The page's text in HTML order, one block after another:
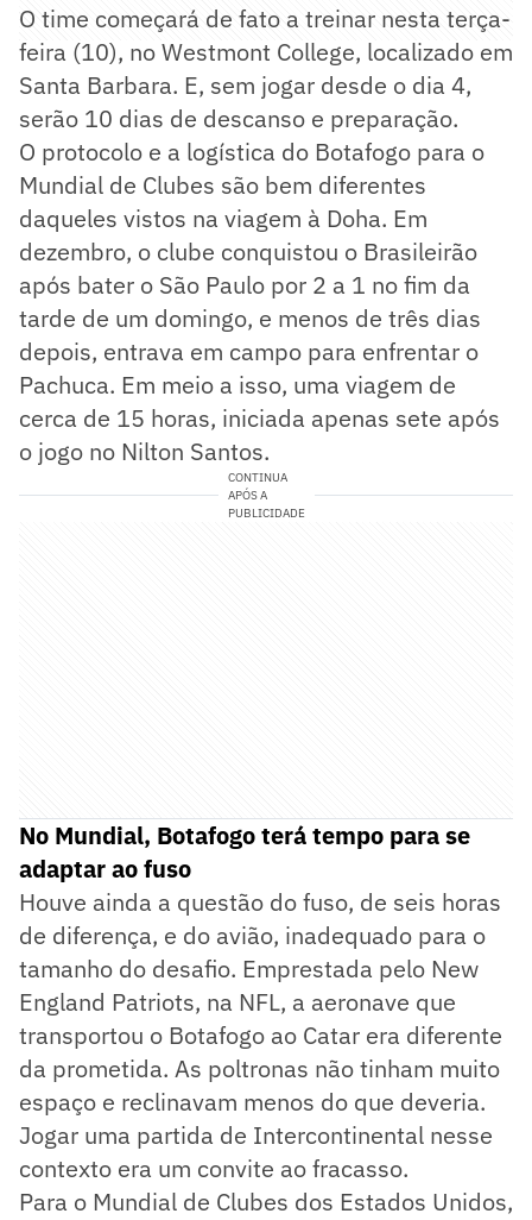
O time começará de fato a treinar nesta terça-
feira (10), no Westmont College, localizado em
Santa Barbara. E, sem jogar desde o dia 4,
serão 10 dias de descanso e preparação.
O protocolo e a logística do Botafogo para o
Mundial de Clubes são bem diferentes
daqueles vistos na viagem à Doha. Em
dezembro, o clube conquistou o Brasileirão
após bater o São Paulo por 2 a 1 no fim da
tarde de um domingo, e menos de três dias
depois, entrava em campo para enfrentar o
Pachuca. Em meio a isso, uma viagem de
cerca de 15 horas, iniciada apenas sete após
o jogo no Nilton Santos.
CONTINUA
APÓS A
PUBLICIDADE
No Mundial, Botafogo terá tempo para se
adaptar ao fuso
Houve ainda a questão do fuso, de seis horas
de diferença, e do avião, inadequado para o
tamanho do desafio. Emprestada pelo New
England Patriots, na NFL, a aeronave que
transportou o Botafogo ao Catar era diferente
da prometida. As poltronas não tinham muito
espaço e reclinavam menos do que deveria.
Jogar uma partida de Intercontinental nesse
contexto era um convite ao fracasso.
Para o Mundial de Clubes dos Estados Unidos,